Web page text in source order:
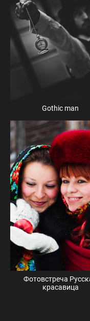
Gothic man
Фотовстреча
красавица